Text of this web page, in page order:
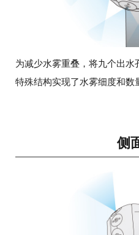
为减少水雾重叠，将九个出水
特殊结构实现了水雾细度和数
侧